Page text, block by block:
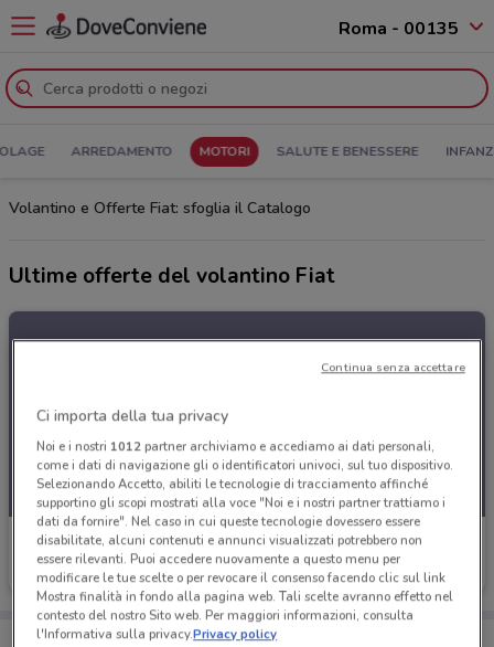
Roma - 00135
ARREDAMENTO MOTORI SALUTE E BENESSERE
Volantino e Offerte Fiat: sfoglia il Catalogo
Ultime offerte del volantino Fiat
Fiat
Porta DoveConviene sempre con te!
Ci importa della tua privacy
Noi e i nostri 1012partner archiviamo e accediamo ai dati personali,
come i dati di navigazione gli o identificatori univoci, sul tuo dispositivo.
Selezionando Accetto, abiliti le tecnologie di tracciamento affinché
supportino gli scopi mostrati alla voce "Noi e i nostri partner trattiamo i
dati da fornire". Nel caso in cui queste tecnologie dovessero essere
disabilitate, alcuni contenuti e annunci visualizzati potrebbero non
essere rilevanti. Puoi accedere nuovamente a questo menu per
modificare le tue scelte o per revocare il consenso facendo clic sul link
Mostra finalità in fondo alla pagina web. Tali scelte avranno effetto nel
contesto del nostro Sito web. Per maggiori informazioni, consulta
l'Informativa sulla privacy.Privacy policy
Continua senza accettare